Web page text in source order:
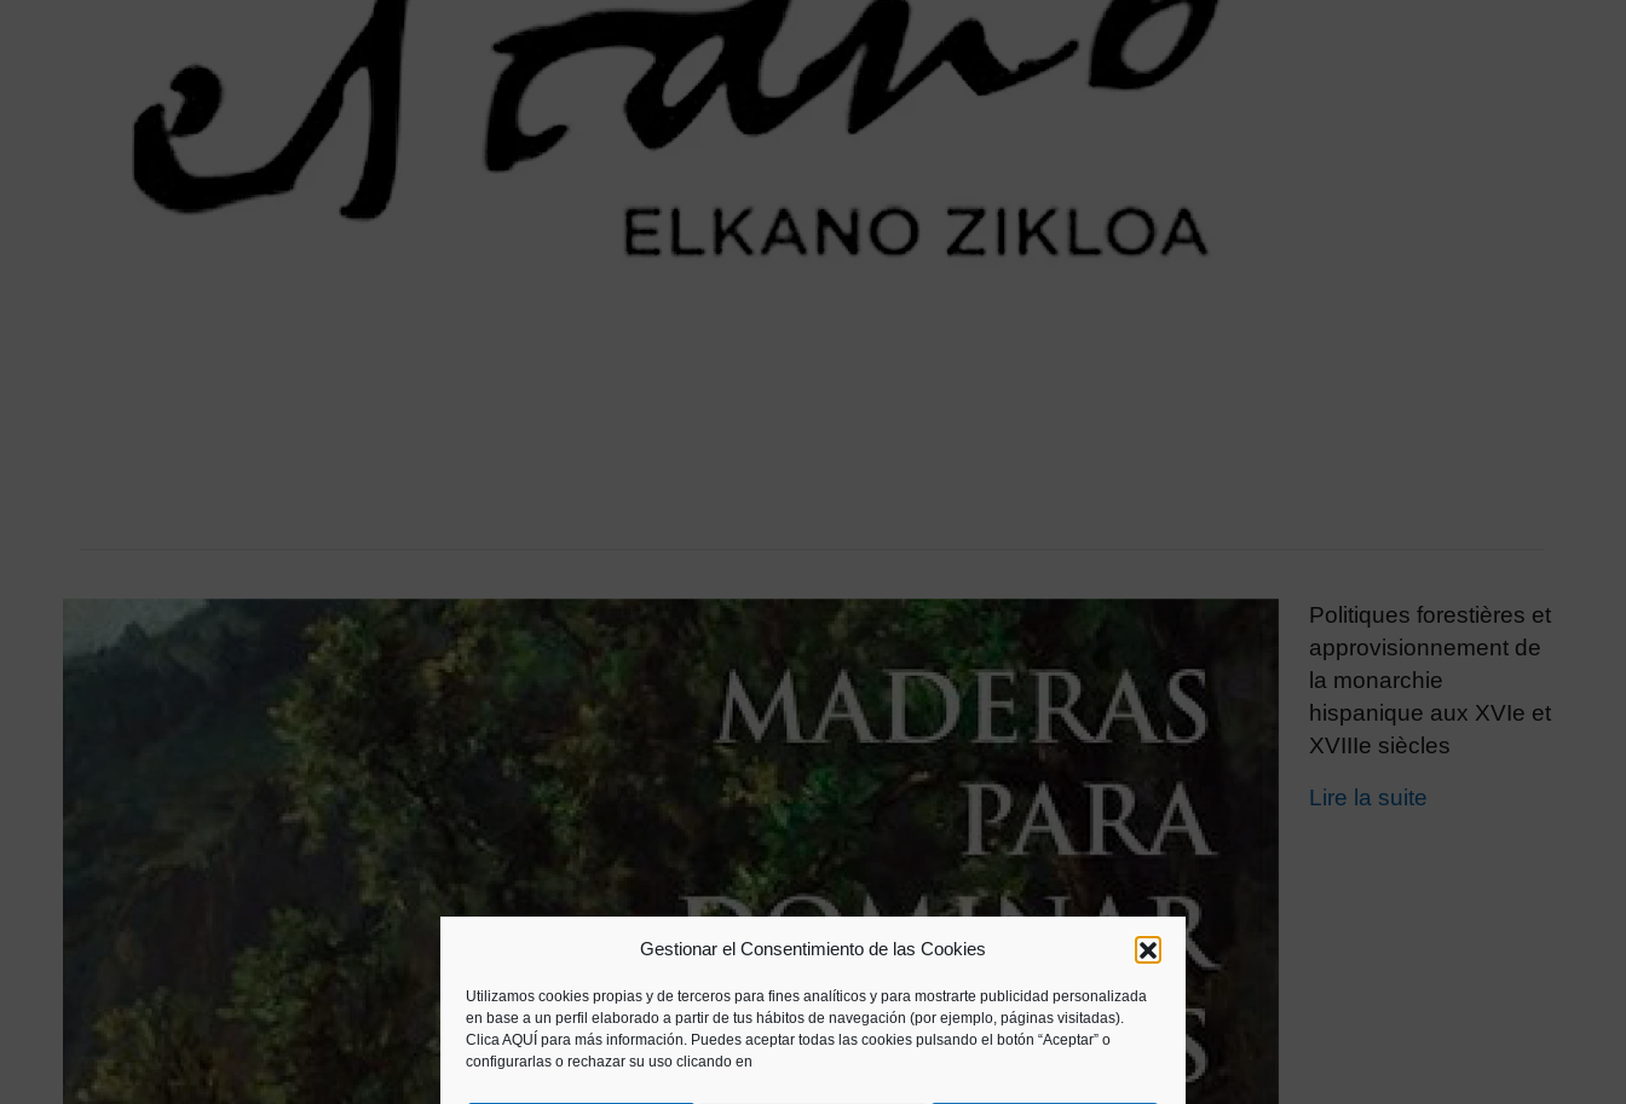
Gestionar el Consentimiento de las Cookies
Utilizamos cookies propias y de terceros para fines analíticos y para mostrarte publicidad personalizada
en base a un perfil elaborado a partir de tus hábitos de navegación (por ejemplo, páginas visitadas).
Clica AQUÍ para más información. Puedes aceptar todas las cookies pulsando el botón “Aceptar” o
configurarlas o rechazar su uso clicando en
Politiques forestières et
approvisionnement de
la monarchie
hispanique aux XVIe et
XVIIIe siècles
Lire la suite